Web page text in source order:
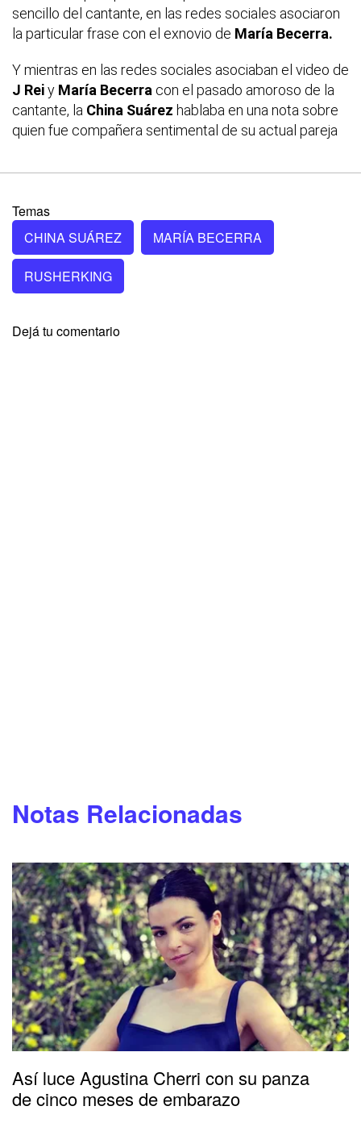
sencillo del cantante, en las redes sociales asociaron
la particular frase con el exnovio de María Becerra.
Y mientras en las redes sociales asociaban el video de
J Reiy María Becerra con el pasado amoroso de la
cantante, la China Suárez hablaba en una nota sobre
quien fue compañera sentimental de su actual pareja
Temas
CHINA SUÁREZ
MARÍA BECERRA
RUSHERKING
Dejá tu comentario
Notas Relacionadas
Así luce Agustina Cherri con su panza
de cinco meses de embarazo